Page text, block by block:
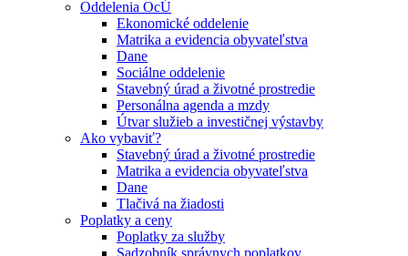
Oddelenia OcÚ
Ekonomické oddelenie
Matrika a evidencia obyvateľstva
Dane
Sociálne oddelenie
Stavebný úrad a životné prostredie
Personálna agenda a mzdy
Útvar služieb a investičnej výstavby
Ako vybaviť?
Stavebný úrad a životné prostredie
Matrika a evidencia obyvateľstva
Dane
Tlačivá na žiadosti
Poplatky a ceny
Poplatky za služby
Sadzobník správnych poplatkov